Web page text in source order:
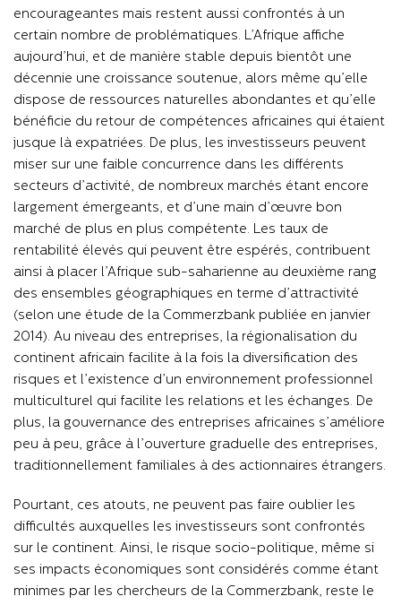
encourageantes mais restent aussi confrontés à un
certain nombre de problématiques. L’Afrique affiche
aujourd’hui, et de manière stable depuis bientôt une
décennie une croissance soutenue, alors même qu’elle
dispose de ressources naturelles abondantes et qu’elle
bénéficie du retour de compétences africaines qui étaient
jusque là expatriées. De plus, les investisseurs peuvent
miser sur une faible concurrence dans les différents
secteurs d’activité, de nombreux marchés étant encore
largement émergeants, et d’une main d’œuvre bon
marché de plus en plus compétente. Les taux de
rentabilité élevés qui peuvent être espérés, contribuent
ainsi à placer l’Afrique sub-saharienne au deuxième rang
des ensembles géographiques en terme d’attractivité
(selon une étude de la Commerzbank publiée en janvier
2014). Au niveau des entreprises, la régionalisation du
continent africain facilite à la fois la diversification des
risques et l’existence d’un environnement professionnel
multiculturel qui facilite les relations et les échanges. De
plus, la gouvernance des entreprises africaines s’améliore
peu à peu, grâce à l’ouverture graduelle des entreprises,
traditionnellement familiales à des actionnaires étrangers.
Pourtant, ces atouts, ne peuvent pas faire oublier les
difficultés auxquelles les investisseurs sont confrontés
sur le continent. Ainsi, le risque socio-politique, même si
ses impacts économiques sont considérés comme étant
minimes par les chercheurs de la Commerzbank, reste le